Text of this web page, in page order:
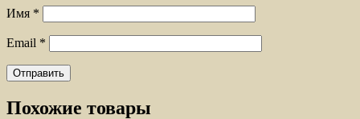
Имя *
Email *
Похожие товары